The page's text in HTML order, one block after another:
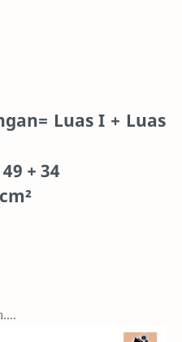
Luas I + Luas
34